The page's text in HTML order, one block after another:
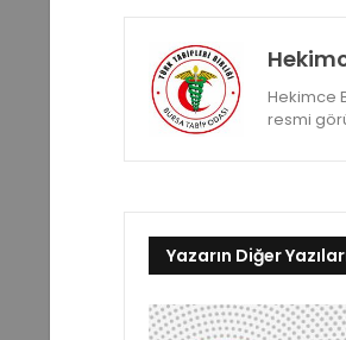
Hekimce
resmi
Yazarın Diğer